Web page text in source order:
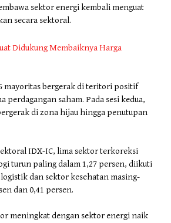
sektor energi kembali menguat
secara sektoral.
Didukung Membaiknya Harga
mayoritas bergerak di teritori positif
perdagangan saham. Pada sesi kedua,
di zona hijau hingga penutupan
IDX-IC, lima sektor terkoreksi
turun paling dalam 1,27 persen, diikuti
dan sektor kesehatan masing-
dan 0,41 persen.
meningkat dengan sektor energi naik